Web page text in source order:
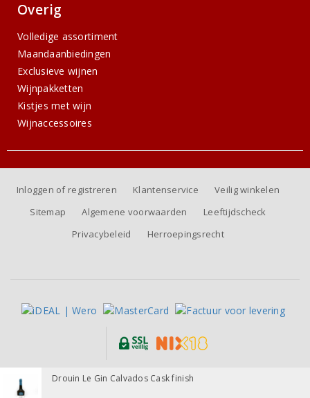
Drouin Le Gin Calvados Cask finish
Overig
Volledige assortiment
Maandaanbiedingen
Exclusieve wijnen
Wijnpakketten
Kistjes met wijn
Wijnaccessoires
Inloggen of registreren Klantenservice
Veilig winkelen
Sitemap
Algemene voorwaarden
Leeftijdscheck
Privacybeleid
Herroepingsrecht
Alle prijzen zijn inclusief BTW, exclusief eventuele verzendkosten.